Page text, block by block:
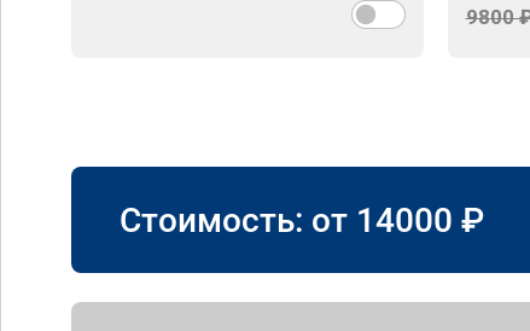
9800
Стоимость: от 14000 ₽